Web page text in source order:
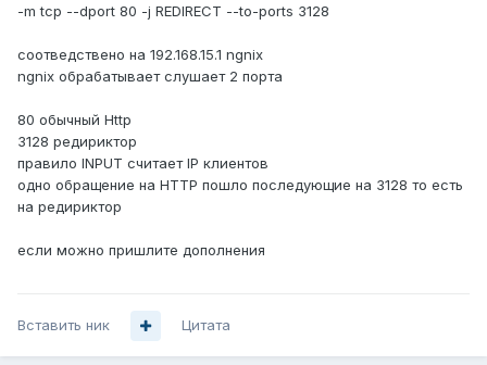
-m tcp --dport 80 -j REDIRECT --to-ports 3128
соотведствено на 192.168.15.1 ngnix
ngnix обрабатывает слушает 2 порта
80 обычный Http
3128 редириктор
правило INPUT считает IP клиентов
одно обращение на HTTP пошло последующие на 3128 то есть
на редириктор
если можно пришлите дополнения
Вставить ник Цитата